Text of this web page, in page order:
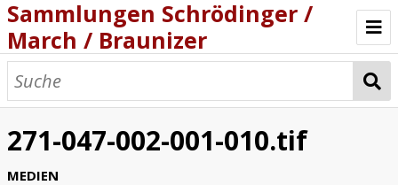
Sammlungen Schrödinger /
March / Braunizer
Willkommen
Katalog
Projekt
271-047-002-001-010.tif
MEDIEN